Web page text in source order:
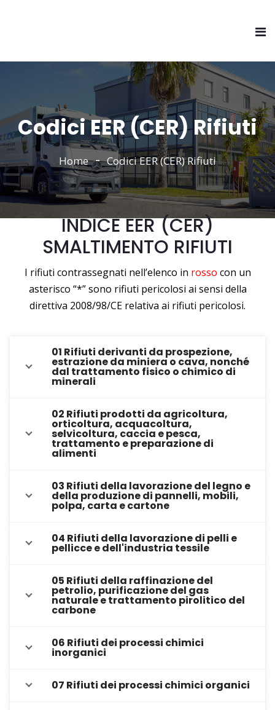
Codici EER (CER) Rifiuti
Home Codici EER (CER) Rifiuti
INDICE EER (CER)
SMALTIMENTO RIFIUTI
I rifiuti contrassegnati nell’elenco in rosso con un
asterisco “*” sono rifiuti pericolosi ai sensi della
direttiva 2008/98/CE relativa ai rifiuti pericolosi.
01 Rifiuti derivanti da prospezione,
estrazione da miniera o cava, nonché
dal trattamento fisico o chimico di
minerali
02 Rifiuti prodotti da agricoltura,
orticoltura, acquacoltura,
selvicoltura, caccia e pesca,
trattamento e preparazione di
alimenti
03 Rifiuti della lavorazione del legno e
della produzione di pannelli, mobili,
polpa, carta e cartone
04 Rifiuti della lavorazione di pelli e
pellicce e dell'industria tessile
05 Rifiuti della raffinazione del
petrolio, purificazione del gas
naturale e trattamento pirolitico del
carbone
06 Rifiuti dei processi chimici
inorganici
07 Rifiuti dei processi chimici organici